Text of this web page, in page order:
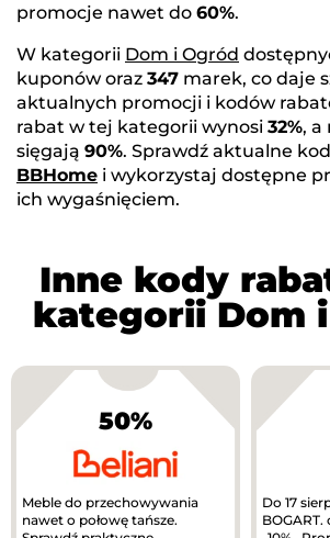
promocje nawet do 60%.
W kategorii Dom i Ogród
kuponów oraz 347 marek, co daje
aktualnych promocji i kodów
rabat w tej kategorii wynosi 32%, a
sięgają 90%. Sprawdź aktualne
BBHome i wykorzystaj dostępne
ich wygaśnięciem.
Inne kody
kategorii Dom
50%
Meble do przechowywania
nawet o połowę tańsze.
Do 17